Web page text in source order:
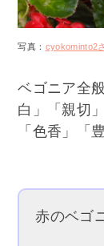
写真： cyokominto2
ベゴニア全
白」「親切
「色香」「
赤のベゴ